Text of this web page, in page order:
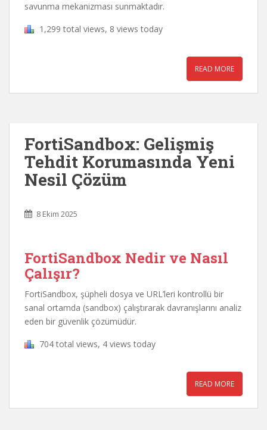
savunma mekanizması sunmaktadır.
1,299 total views, 8 views today
READ MORE
FortiSandbox: Gelişmiş
Tehdit Korumasında Yeni
Nesil Çözüm
8 Ekim 2025
FortiSandbox Nedir ve Nasıl
Çalışır?
FortiSandbox, şüpheli dosya ve URL’leri kontrollü bir
sanal ortamda (sandbox) çalıştırarak davranışlarını analiz
eden bir güvenlik çözümüdür.
704 total views, 4 views today
READ MORE